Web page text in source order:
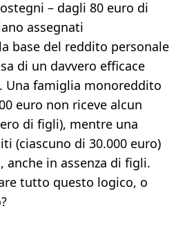
– dagli 80 euro di
assegnati
base del reddito personale
di un davvero efficace
Una famiglia monoreddito
euro non riceve alcun
di figli), mentre una
(ciascuno di 30.000 euro)
anche in assenza di figli.
tutto questo logico, o